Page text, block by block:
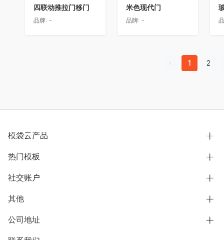
四联动推拉门移门
品牌: -
米色现代门
品牌: -
1 2
模袋云产品
别墅设计营销
模型协同展示分享
别墅社区
热门模板
欧式别墅
中式别墅
社交账户
B站
抖音
微信公众号
其他
用户服务协议
隐私政策
公司地址